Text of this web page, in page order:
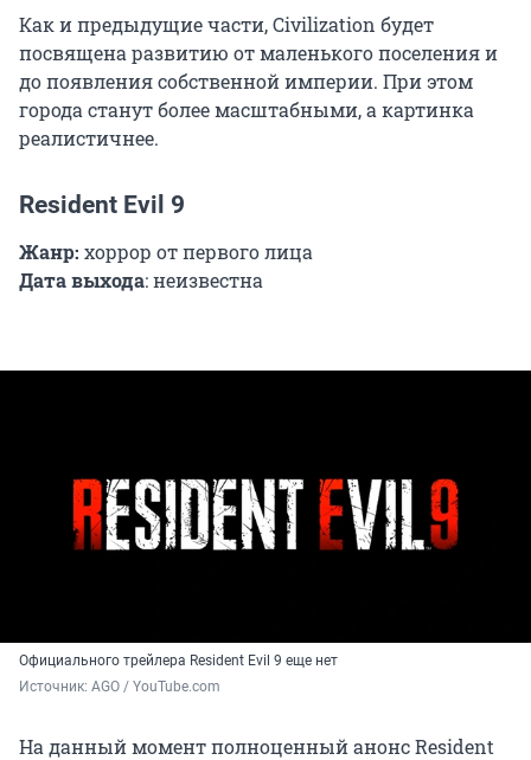
Как и предыдущие части, Civilization будет
посвящена развитию от маленького поселения и
до появления собственной империи. При этом
города станут более масштабными, а картинка
реалистичнее.
Resident Evil 9
Жанр: хоррор от первого лица
Дата выхода: неизвестна
Официального трейлера Resident Evil 9 еще нет
Источник: AGO / YouTube.com
На данный момент полноценный анонс Resident